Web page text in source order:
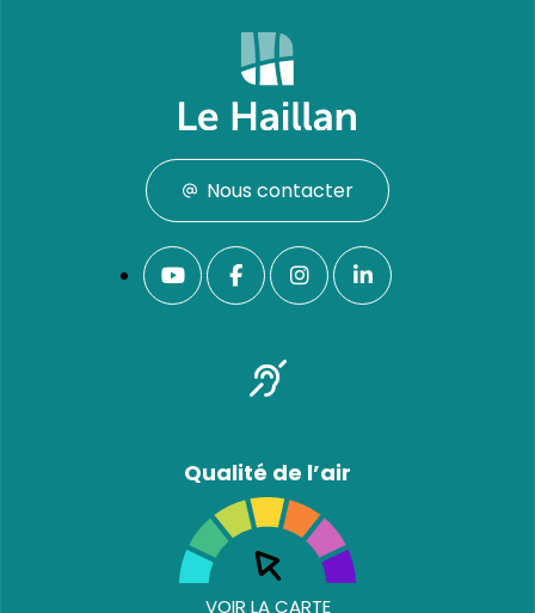
Nous contacter
Qualité de l’air
VOIR LA CARTE